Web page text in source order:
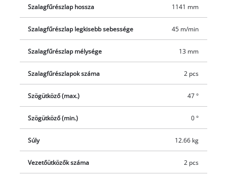
Szalagfűrészlap hossza 1141 mm
Szalagfűrészlap legkisebb sebessége 45 m/min
Szalagfűrészlap mélysége 13 mm
Szalagfűrészlapok száma 2 pcs
Szögütköző (max.) 47 °
Szögütköző (min.) 0 °
Súly 12.66 kg
Vezetőütközők száma 2 pcs